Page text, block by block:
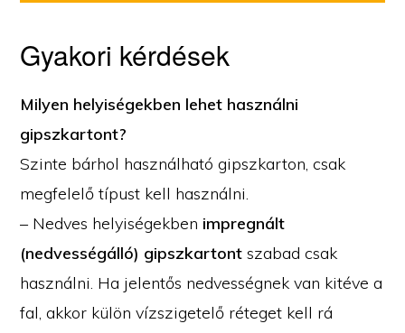
Gyakori kérdések
Milyen helyiségekben lehet használni
gipszkartont?
Szinte bárhol használható gipszkarton, csak
megfelelő típust kell használni.
– Nedves helyiségekben impregnált
(nedvességálló) gipszkartont szabad csak
használni. Ha jelentős nedvességnek van kitéve a
fal, akkor külön vízszigetelő réteget kell rá